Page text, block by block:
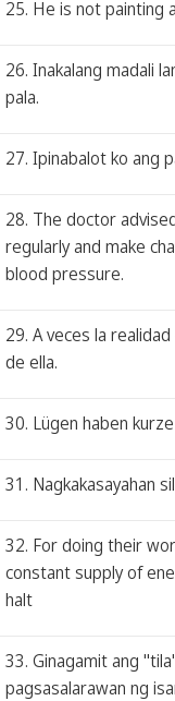
25. He is not painting
26. Inakalang madali
pala.
27. Ipinabalot ko ang
28. The doctor
regularly and make
blood pressure.
29. A veces la
de ella.
30. Lügen haben
31. Nagkakasayahan
32. For doing their
constant supply of
halt
33. Ginagamit ang
pagsasalarawan ng